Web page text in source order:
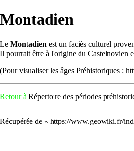
Montadien
Le Montadien est un faciès culturel
Il pourrait être à l'origine du Castelnovien
(Pour visualiser les âges Préhistoriques :
Retour à Répertoire des périodes
Récupérée de « https://www.geowiki.fr/